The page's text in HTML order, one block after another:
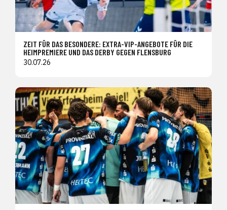
ZEIT FÜR DAS BESONDERE: EXTRA-VIP-ANGEBOTE FÜR DIE
HEIMPREMIERE UND DAS DERBY GEGEN FLENSBURG
30.07.26